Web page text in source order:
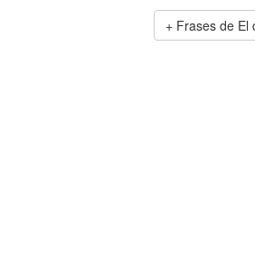
Frases de El